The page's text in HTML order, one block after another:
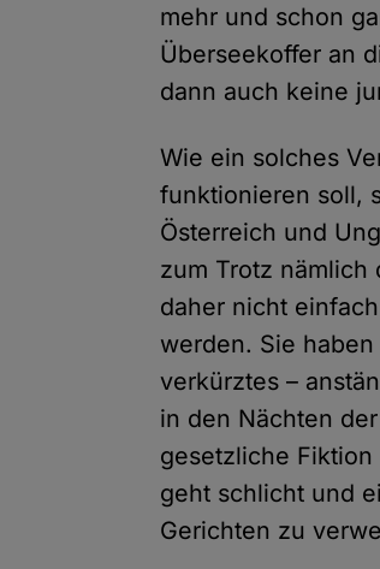
mehr und schon
Überseekoffer an
dann auch keine
Wie ein solches
funktionieren soll,
Österreich und
zum Trotz nämlich
daher nicht
werden. Sie
verkürztes –
in den Nächten
gesetzliche
geht schlicht und
Gerichten zu